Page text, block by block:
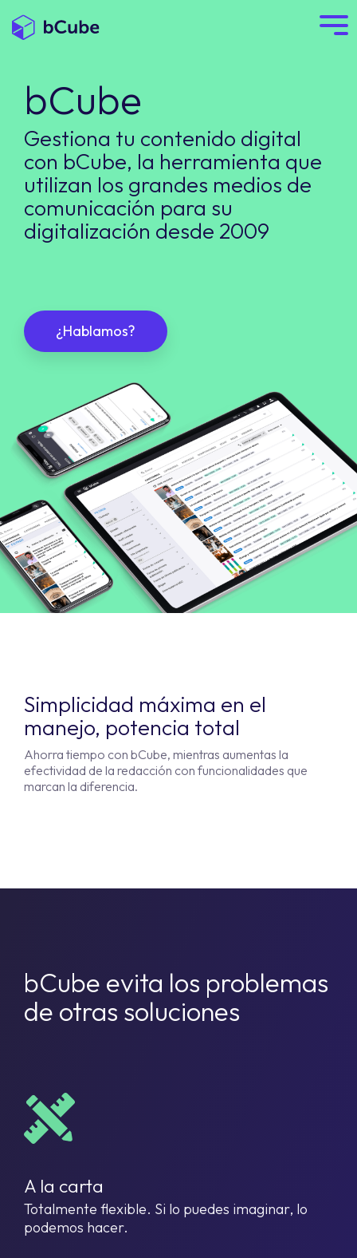
bCube
Gestiona tu contenido digital
con bCube, la herramienta que
utilizan los grandes medios de
comunicación para su
digitalización desde 2009
¿Hablamos?
Simplicidad máxima en el
manejo, potencia total
Ahorra tiempo con bCube, mientras aumentas la
efectividad de la redacción con funcionalidades que
marcan la diferencia.
bCube evita los problemas
de otras soluciones
A la carta
Totalmente flexible. Si lo puedes imaginar, lo
podemos hacer.